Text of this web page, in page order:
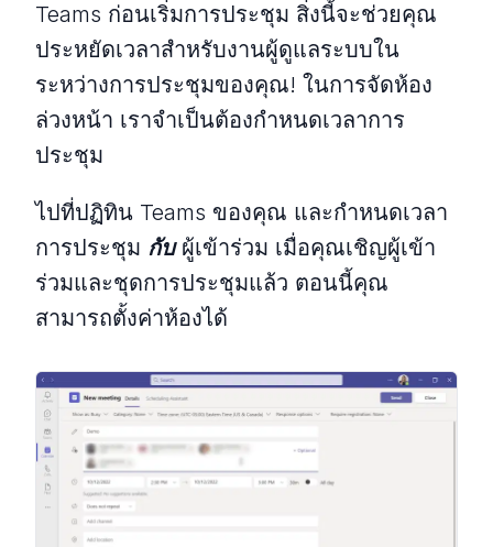
Teams ก่อนเริ่มการประชุม สิ่งนี้จะช่วยคุณ
ประหยัดเวลาสำหรับงานผู้ดูแลระบบใน
ระหว่างการประชุมของคุณ! ในการจัดห้อง
ล่วงหน้า เราจำเป็นต้องกำหนดเวลาการ
ประชุม
ไปที่ปฏิทิน Teams ของคุณ และกำหนดเวลา
การประชุม กับผู้เข้าร่วม เมื่อคุณเชิญผู้เข้า
ร่วมและชุดการประชุมแล้ว ตอนนี้คุณ
สามารถตั้งค่าห้องได้